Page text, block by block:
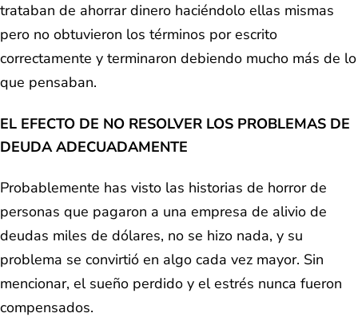
trataban de ahorrar dinero haciéndolo ellas mismas
pero no obtuvieron los términos por escrito
correctamente y terminaron debiendo mucho más de lo
que pensaban.
EL EFECTO DE NO RESOLVER LOS PROBLEMAS DE
DEUDA ADECUADAMENTE
Probablemente has visto las historias de horror de
personas que pagaron a una empresa de alivio de
deudas miles de dólares, no se hizo nada, y su
problema se convirtió en algo cada vez mayor. Sin
mencionar, el sueño perdido y el estrés nunca fueron
compensados.